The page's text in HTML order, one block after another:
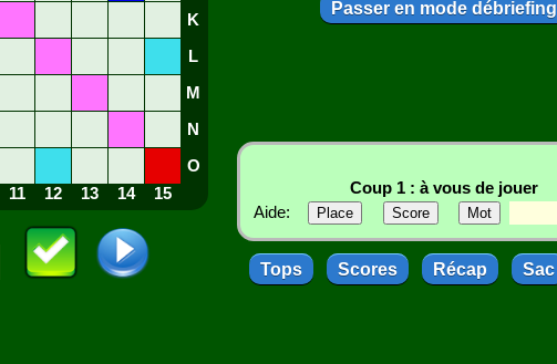
K
L
M
N
O
11 12 13 14 15
Passer en mode débriefing
Coup 1 : à vous de jouer
Aide:
Tops Scores Récap Sac